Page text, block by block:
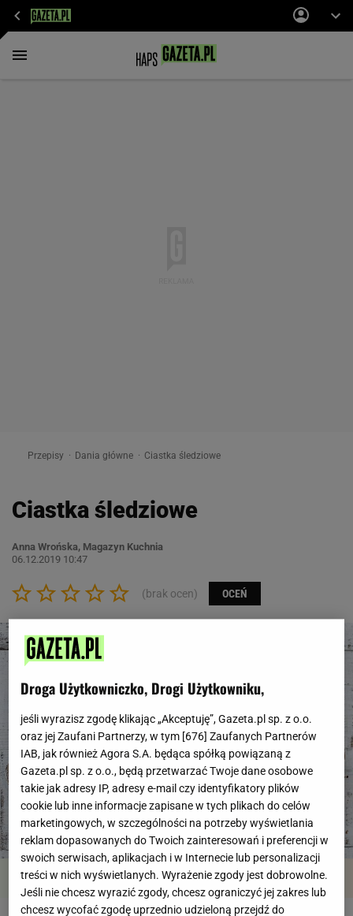
Przepisy Dania główne Ciastka śledziowe
Ciastka śledziowe
Anna Wrońska, Magazyn Kuchnia
06.12.2019 10:47
(brak ocen) OCEŃ
Przegląd Składniki Kroki
Droga Użytkowniczko, Drogi Użytkowniku,
jeśli wyrazisz zgodę klikając „Akceptuję”, Gazeta.pl sp. z o.o.
oraz jej Zaufani Partnerzy, w tym [ 676 ] Zaufanych Partnerów
IAB, jak również Agora S.A. będąca spółką powiązaną z
Gazeta.pl sp. z o.o., będą przetwarzać Twoje dane osobowe
takie jak adresy IP, adresy e-mail czy identyfikatory plików
cookie lub inne informacje zapisane w tych plikach do celów
marketingowych, w szczególności na potrzeby wyświetlania
reklam dopasowanych do Twoich zainteresowań i preferencji w
swoich serwisach, aplikacjach i w Internecie lub personalizacji
treści w nich wyświetlanych. Wyrażenie zgody jest dobrowolne.
Jeśli nie chcesz wyrazić zgody, chcesz ograniczyć jej zakres lub
chcesz wycofać zgodę uprzednio udzieloną przejdź do